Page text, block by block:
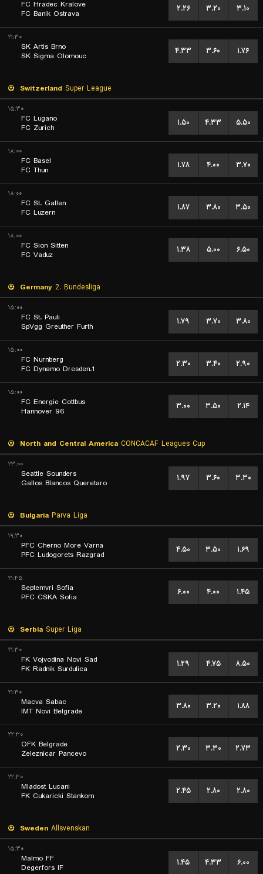
FC Hradec Kralove
FC Banik Ostrava
۲.۲۶ ۳.۲۰ ۳.۱۰
۲۱:۳۰
SK Artis Brno
SK Sigma Olomouc
۴.۳۳ ۳.۶۰ ۱.۷۶
Switzerland Super League
۱۵:۳۰
FC Lugano
FC Zurich
۱.۵۰ ۴.۳۳ ۵.۵۰
۱۸:۰۰
FC Basel
FC Thun
۱.۷۸ ۴.۰۰ ۳.۷۰
۱۸:۰۰
FC St. Gallen
FC Luzern
۱.۸۷ ۳.۸۰ ۳.۵۰
۱۸:۰۰
FC Sion Sitten
FC Vaduz
۱.۳۸ ۵.۰۰ ۶.۵۰
Germany 2. Bundesliga
۱۵:۰۰
FC St. Pauli
SpVgg Greuther Furth
۱.۷۹ ۳.۷۰ ۳.۸۰
۱۵:۰۰
FC Nurnberg
1.FC Dynamo Dresden
۲.۳۰ ۳.۴۰ ۲.۹۰
۱۵:۰۰
FC Energie Cottbus
Hannover 96
۳.۰۰ ۳.۵۰ ۲.۱۴
North and Central America CONCACAF Leagues Cup
۲۳:۰۰
Seattle Sounders
Gallos Blancos Queretaro
۱.۹۷ ۳.۶۰ ۳.۳۰
Bulgaria Parva Liga
۱۹:۳۰
PFC Cherno More Varna
PFC Ludogorets Razgrad
۴.۵۰ ۳.۵۰ ۱.۶۹
۲۱:۴۵
Septemvri Sofia
PFC CSKA Sofia
۶.۰۰ ۴.۰۰ ۱.۴۵
Serbia Super Liga
۲۱:۳۰
FK Vojvodina Novi Sad
FK Radnik Surdulica
۱.۲۹ ۴.۷۵ ۸.۵۰
۲۱:۳۰
Macva Sabac
IMT Novi Belgrade
۳.۸۰ ۳.۲۰ ۱.۸۸
۲۲:۳۰
OFK Belgrade
Zeleznicar Pancevo
۲.۳۰ ۳.۳۰ ۲.۷۳
۲۲:۳۰
Mladost Lucani
FK Cukaricki Stankom
۲.۴۵ ۲.۸۰ ۲.۸۰
Sweden Allsvenskan
۱۵:۳۰
Malmo FF
Degerfors IF
۱.۴۵ ۴.۳۳ ۶.۰۰